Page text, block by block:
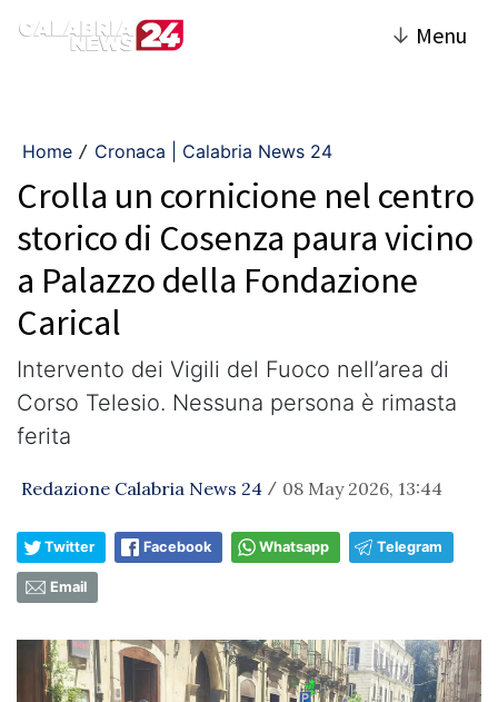
↓ Menu
Home / Cronaca | Calabria News 24
Crolla un cornicione nel centro
storico di Cosenza paura vicino
a Palazzo della Fondazione
Carical
Intervento dei Vigili del Fuoco nell’area di
Corso Telesio. Nessuna persona è rimasta
ferita
Redazione Calabria News 24 / 08 May 2026, 13:44
Twitter Facebook Whatsapp Telegram
Email